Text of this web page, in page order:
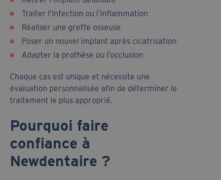
Traiter l’infection ou l’inflammation
Réaliser une greffe osseuse
Poser un nouvel implant après cicatrisation
Adapter la prothèse ou l’occlusion
Chaque cas est unique et nécessite une
évaluation personnalisée afin de déterminer le
traitement le plus approprié.
Pourquoi faire
confiance à
Newdentaire ?